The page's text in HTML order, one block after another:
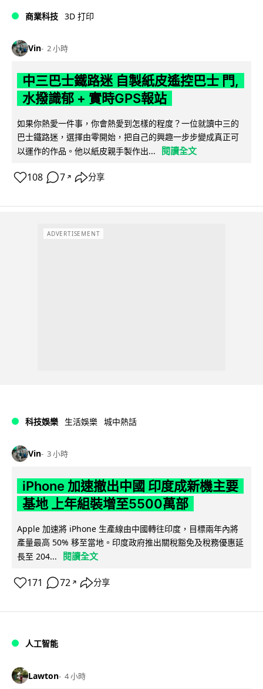
商業科技 3D 打印
Vin 2 小時
中三巴士鐵路迷 自製紙皮遙控巴士 門,
水撥識郁 + 實時GPS報站
如果你熱愛一件事，你會熱愛到怎樣的程度？一位就讀中三的
巴士鐵路迷，選擇由零開始，把自己的興趣一步步變成真正可
以運作的作品。他以紙皮親手製作出...
閱讀全文
108 7 ↗ 分享
ADVERTISEMENT
科技娛樂 生活娛樂 城中熱話
Vin 3 小時
iPhone 加速撤出中國 印度成新機主要
基地 上年組裝增至5500萬部
Apple 加速將 iPhone 生產線由中國轉往印度，目標兩年內將
產量最高 50% 移至當地。印度政府推出關稅豁免及稅務優惠延
長至 204...
閱讀全文
171 72 ↗ 分享
人工智能
Lawton 4 小時